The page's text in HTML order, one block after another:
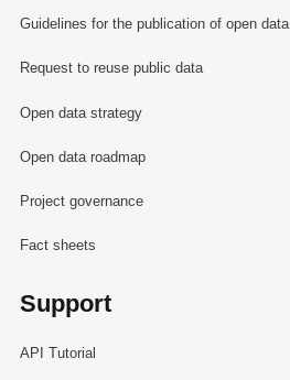
Guidelines for the publication of open data
Request to reuse public data
Open data strategy
Open data roadmap
Project governance
Fact sheets
Support
API Tutorial